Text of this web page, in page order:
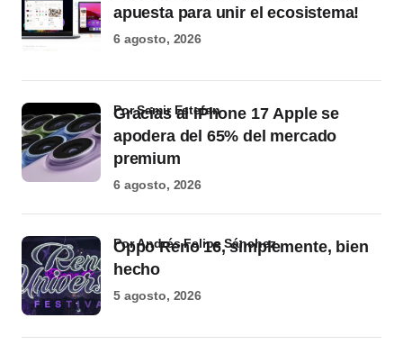
apuesta para unir el ecosistema!
6 agosto, 2026
Gracias al iPhone 17 Apple se
apodera del 65% del mercado
premium
por Samir Estefan
6 agosto, 2026
Oppo Reno 16, simplemente, bien
hecho
por Andrés Felipe Sánchez
5 agosto, 2026